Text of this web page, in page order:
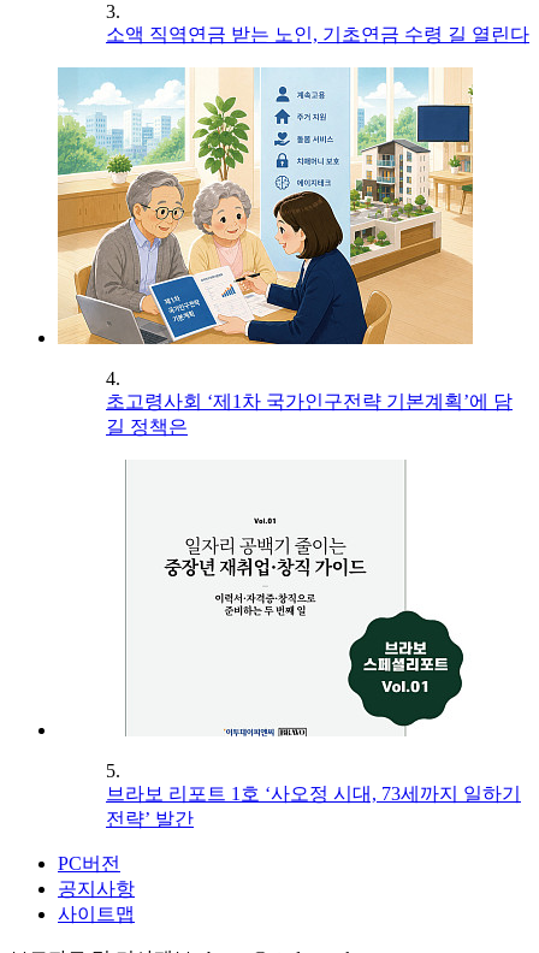
3.
소액 직역연금 받는 노인, 기초연금 수령 길 열린다
4.
초고령사회 ‘제1차 국가인구전략 기본계획’에 담
길 정책은
5.
브라보 리포트 1호 ‘사오정 시대, 73세까지 일하기
전략’ 발간
PC버전
공지사항
사이트맵